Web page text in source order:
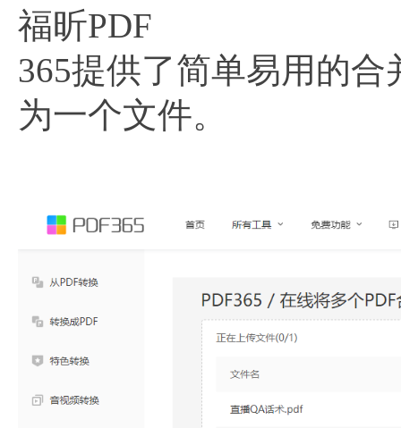
福昕PDF
365提供了简单易用的
为一个文件。